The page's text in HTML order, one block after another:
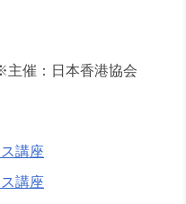
主催：日本香港協会
講座
講座